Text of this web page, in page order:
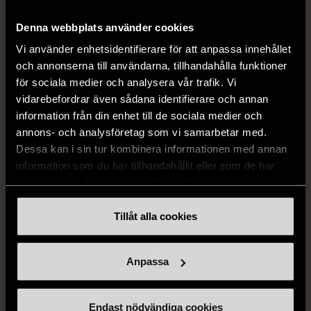
Denna webbplats använder cookies
Vi använder enhetsidentifierare för att anpassa innehållet
och annonserna till användarna, tillhandahålla funktioner
för sociala medier och analysera vår trafik. Vi
vidarebefordrar även sådana identifierare och annan
information från din enhet till de sociala medier och
annons- och analysföretag som vi samarbetar med.
Dessa kan i sin tur kombinera informationen med annan
information som du har tillhandahållit eller som de har
Tillåt alla cookies
Anpassa
Endast nödvändiga cookies
Dressmann -
Kostymbyxor med
pressveck
Gott skick
159 kr
Bondelid - Randig skjorta
- Blå vit
XL (52)
Mycket gott skick
199 kr
G-STAR RAW
G-star - Jeans - blå